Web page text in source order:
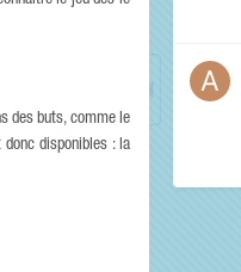
des buts, comme le
disponibles : la